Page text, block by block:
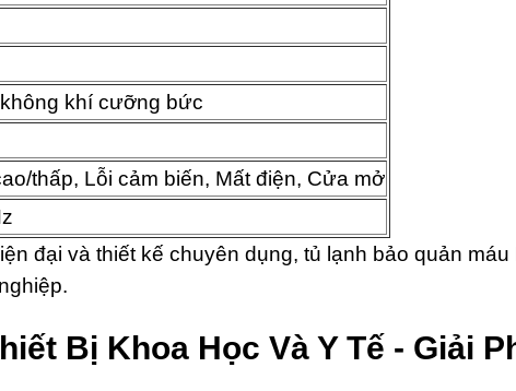
khí cưỡng bức
thấp, Lỗi cảm biến, Mất điện, Cửa mở
đại và thiết kế chuyên dụng, tủ lạnh bảo quản
Bị Khoa Học Và Y Tế - Giải